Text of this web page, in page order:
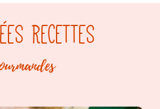
RECETTES